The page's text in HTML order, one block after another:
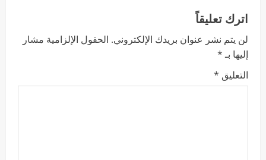
اترك تعليقاً
لن يتم نشر عنوان بريدك الإلكتروني. الحقول الإلزامية مشار
إليها بـ*
التعليق *